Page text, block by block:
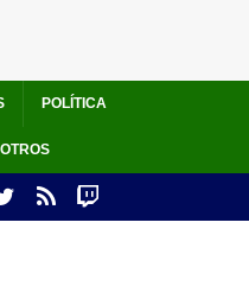
POLÍTICA